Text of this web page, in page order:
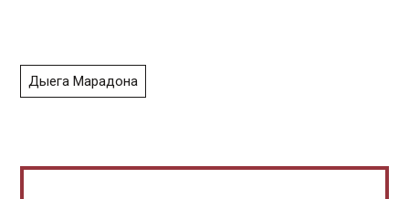
Дыега Марадона